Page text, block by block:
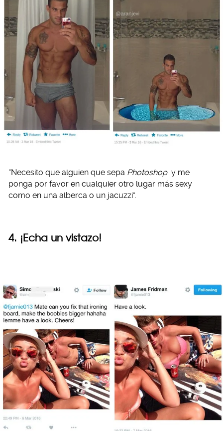
“Necesito que alguien que sepa Photoshop y me
ponga por favor en cualquier otro lugar más sexy
como en una alberca o un jacuzzi”.
4. ¡Echa un vistazo!